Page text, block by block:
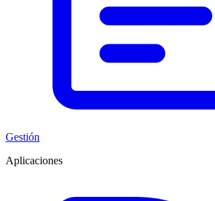
Gestión
Aplicaciones